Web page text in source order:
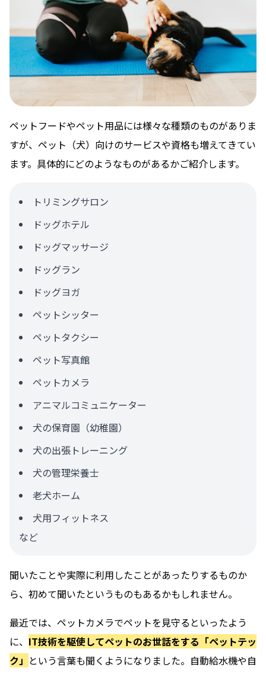
ペットフードやペット用品には様々な種類のものがありま
すが、ペット（犬）向けのサービスや資格も増えてきてい
ます。具体的にどのようなものがあるかご紹介します。
トリミングサロン
ドッグホテル
ドッグマッサージ
ドッグラン
ドッグヨガ
ペットシッター
ペットタクシー
ペット写真館
ペットカメラ
アニマルコミュニケーター
犬の保育園（幼稚園）
犬の出張トレーニング
犬の管理栄養士
老犬ホーム
犬用フィットネス
など
聞いたことや実際に利用したことがあったりするものか
ら、初めて聞いたというものもあるかもしれません。
最近では、ペットカメラでペットを見守るといったよう
に、 IT技術を駆使してペットのお世話をする「ペットテッ
ク」 という言葉も聞くようになりました。自動給水機や自